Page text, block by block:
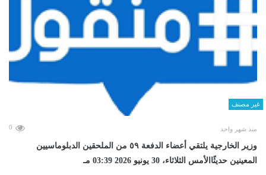
غير مصنف
منذ شهر واحد 0
وزير الخارجية يلتقي أعضاء الدفعة ٥٩ من الملحقين الدبلوماسيين
المعينين حديثًاالأمس الثلاثاء، 30 يونيو 2026 03:39 مـ